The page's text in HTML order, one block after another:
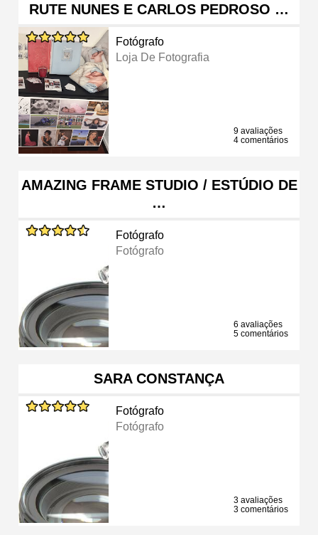
RUTE NUNES E CARLOS PEDROSO …
Fotógrafo
Loja De Fotografia
9 avaliações
4 comentários
AMAZING FRAME STUDIO / ESTÚDIO DE
…
Fotógrafo
Fotógrafo
6 avaliações
5 comentários
SARA CONSTANÇA
Fotógrafo
Fotógrafo
3 avaliações
3 comentários